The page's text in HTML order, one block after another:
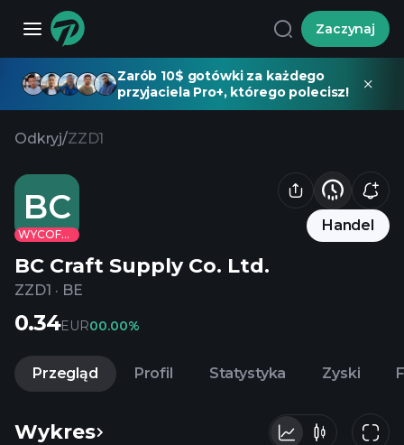
Zaczynaj
Zarób 10$ gotówki za każdego
przyjaciela Pro+, którego polecisz!
Odkryj/ZZD1
BC
WYCOFANE
Handel
BC Craft Supply Co. Ltd.
ZZD1 · BE
0.34EUR00.00%
Przegląd Profil Statystyka Zyski
Wykres